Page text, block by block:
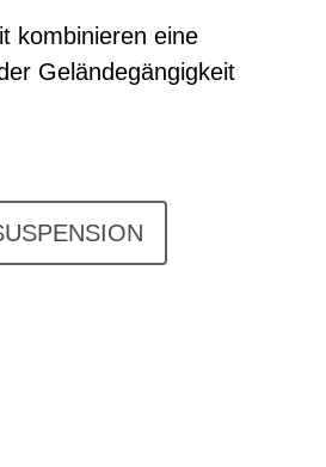
kombinieren eine
Geländegängigkeit